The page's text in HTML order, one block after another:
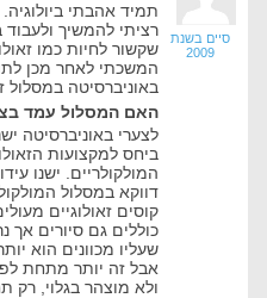
סיים בשנת
2009
תמיד אהבתי
רציתי להמשיך
שקשור לחיות כמו
המשכתי לאחר מכן
באוניברסיטה במסלול
האם המסלול עמד
לצערי באוניברסיטה
ביחס למקצועות
המולקולריים. ישנו
דווקא במסלול
קוסים זאולוגיים
כוללים גם סיורים אך
שעליו מכוונים הוא
אבל זה יותר מתחת
ולא מוצהר בגלוי, רק